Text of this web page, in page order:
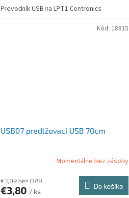
Prevodník USB na LPT1 Centronics
USB07 predlžovací USB 70cm
Momentálne bez zásoby
€3,09 bez DPH
€3,80 / ks
Do košíka
Kód: 18815